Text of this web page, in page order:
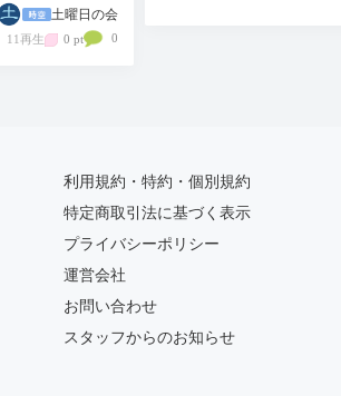
土曜日の会
11再生 0 pt 0
利用規約・特約・個別規約
特定商取引法に基づく表示
プライバシーポリシー
運営会社
お問い合わせ
スタッフからのお知らせ